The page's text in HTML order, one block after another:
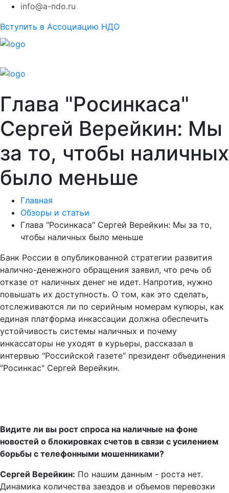
info@a-ndo.ru
Вступить в Ассоциацию НДО
Глава "Росинкаса"
Сергей Верейкин: Мы
за то, чтобы наличных
было меньше
Главная
Обзоры и статьи
Глава "Росинкаса" Сергей Верейкин: Мы за то,
чтобы наличных было меньше
Банк России в опубликованной стратегии развития
налично-денежного обращения заявил, что речь об
отказе от наличных денег не идет. Напротив, нужно
повышать их доступность. О том, как это сделать,
отслеживаются ли по серийным номерам купюры, как
единая платформа инкассации должна обеспечить
устойчивость системы наличных и почему
инкассаторы не уходят в курьеры, рассказал в
интервью "Российской газете" президент объединения
"Росинкас" Сергей Верейкин.
Видите ли вы рост спроса на наличные на фоне
новостей о блокировках счетов в связи с усилением
борьбы с телефонными мошенниками?
Сергей Верейкин: По нашим данным - роста нет.
Динамика количества заездов и объемов перевозки